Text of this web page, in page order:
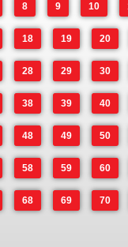
8 9 10
18 19 20
28 29 30
38 39 40
48 49 50
58 59 60
68 69 70